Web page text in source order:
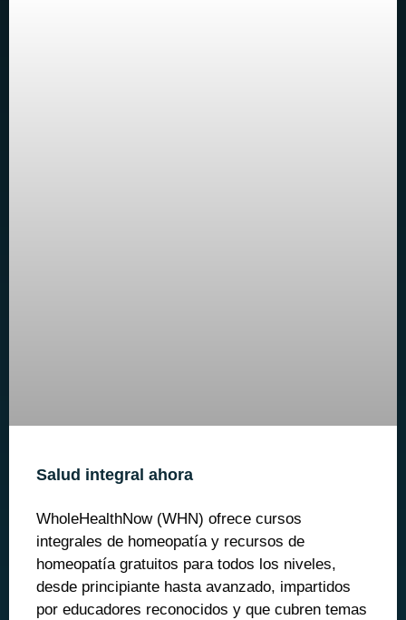
Salud integral ahora
WholeHealthNow (WHN) ofrece cursos
integrales de homeopatía y recursos de
homeopatía gratuitos para todos los niveles,
desde principiante hasta avanzado, impartidos
por educadores reconocidos y que cubren temas